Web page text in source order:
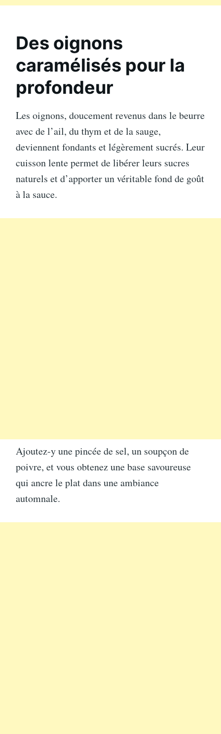
Des oignons
caramélisés pour la
profondeur
Les oignons, doucement revenus dans le beurre
avec de l’ail, du thym et de la sauge,
deviennent fondants et légèrement sucrés. Leur
cuisson lente permet de libérer leurs sucres
naturels et d’apporter un véritable fond de goût
à la sauce.
Ajoutez-y une pincée de sel, un soupçon de
poivre, et vous obtenez une base savoureuse
qui ancre le plat dans une ambiance
automnale.